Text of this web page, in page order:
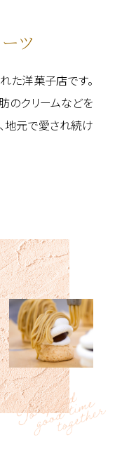
ツ
た洋菓子店です。
のクリームなどを
地元で愛され続け